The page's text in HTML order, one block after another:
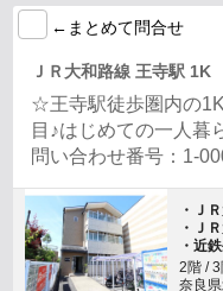
←まとめて問合せ
ＪＲ大和路線 王寺駅 1K
☆王寺駅徒歩圏内の
目♪はじめての一人暮
問い合わせ番号：1-
・Ｊ
・Ｊ
・近
2階 /
奈良